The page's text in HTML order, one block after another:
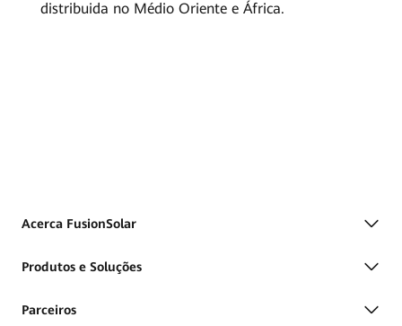
distribuida no Médio Oriente e África.
Acerca FusionSolar
Produtos e Soluções
Parceiros